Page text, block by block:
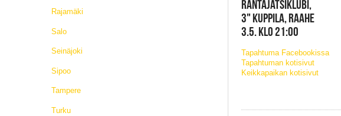
Rajamäki
Salo
Seinäjoki
Sipoo
Tampere
Turku
RANTAJATSIKLUBI,
3" KUPPILA, RAAHE
3.5. KLO 21:00
Tapahtuma Facebookissa
Tapahtuman kotisivut
Keikkapaikan kotisivut